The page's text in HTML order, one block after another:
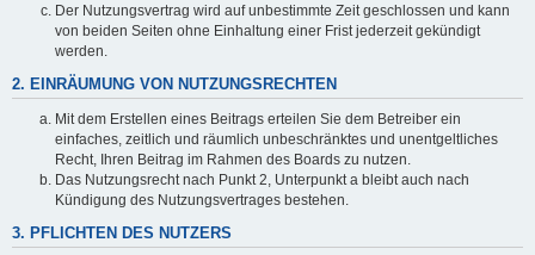
Der Nutzungsvertrag wird auf unbestimmte Zeit geschlossen und kann
von beiden Seiten ohne Einhaltung einer Frist jederzeit gekündigt
werden.
2. EINRÄUMUNG VON NUTZUNGSRECHTEN
Mit dem Erstellen eines Beitrags erteilen Sie dem Betreiber ein
einfaches, zeitlich und räumlich unbeschränktes und unentgeltliches
Recht, Ihren Beitrag im Rahmen des Boards zu nutzen.
Das Nutzungsrecht nach Punkt 2, Unterpunkt a bleibt auch nach
Kündigung des Nutzungsvertrages bestehen.
3. PFLICHTEN DES NUTZERS